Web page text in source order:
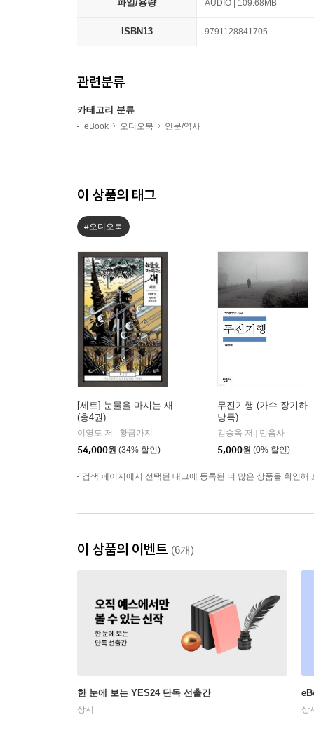
파일/용량 AUDIO | 109.68MB
ISBN13 9791128841705
관련분류
카테고리 분류
eBook 오디오북 인문/역사
이 상품의 태그
#오디오북
[세트] 눈물을 마시는 새
(총4권)
이영도 저 | 황금가지
54,000원 (34% 할인)
무진기행 (가수 장기하
낭독)
김승옥 저 | 민음사
5,000원 (0% 할인)
검색 페이지에서 선택된 태그에 등록된 더 많은 상품을 확인해
이 상품의 이벤트 (6개)
한 눈에 보는 YES24 단독 선출간
상시 상